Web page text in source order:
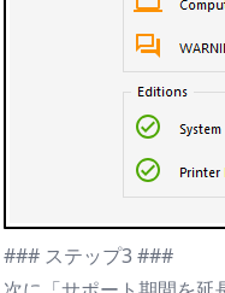
### ステップ3 ###